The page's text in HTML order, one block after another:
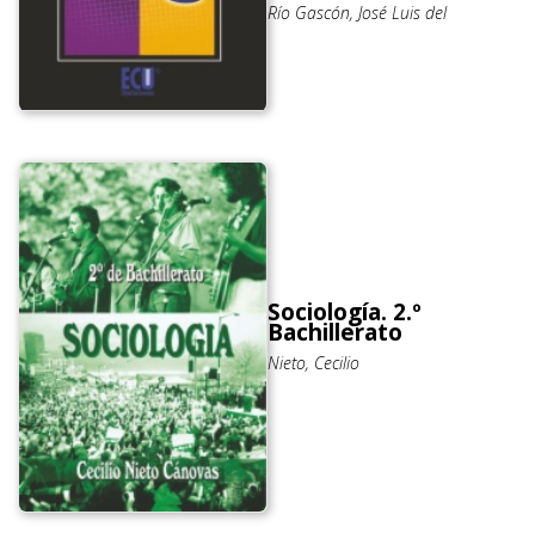
Río Gascón, José Luis del
Sociología. 2.º
Bachillerato
Nieto, Cecilio